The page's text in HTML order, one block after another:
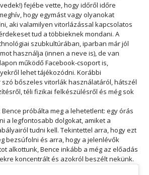
fejébe vette, hogy időről időre
hogy egymást vagy olyanokat
aki valamilyen vitorlázással kapcsolatos
tud a többieknek mondani. A
szubkultúrában, iparban már jól
használja (innen a neve is), de van
működő Facebook-csoport is,
lehet tájékozódni. Korábbi
bőszeles vitorlák használatáról, hátszél
téli fizikai felkészülésről és még sok
próbálta meg a lehetetlent: egy órás
a legfontosabb dolgokat, amiket a
tudni kell. Tekintettel arra, hogy ezt
bezsúfolni és arra, hogy a jelenlévők
alkottunk, Bence inkább a még az előadás
koncentrált és azokról beszélt nekünk.